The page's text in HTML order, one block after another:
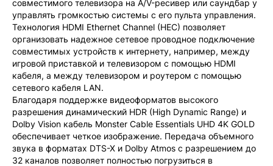
совместимого телевизора на A/V-ресивер или саундбар у
управлять громкостью системы с его пульта управления.
Технология HDMI Ethernet Channel (HEC) позволяет
организовать надежное сетевое проводное подключение
совместимых устройств к интернету, например, между
игровой приставкой и телевизором с помощью HDMI
кабеля, а между телевизором и роутером с помощью
сетевого кабеля LAN.
Благодаря поддержке видеоформатов высокого
разрешения динамический HDR (High Dynamic Range) и
Dolby Vision кабель Monster Cable Essentials UHD 4K GOLD
обеспечивает четкое изображение. Передача объемного
звука в форматах DTS-X и Dolby Atmos с разрешением до
32 каналов позволяет полностью погрузиться в